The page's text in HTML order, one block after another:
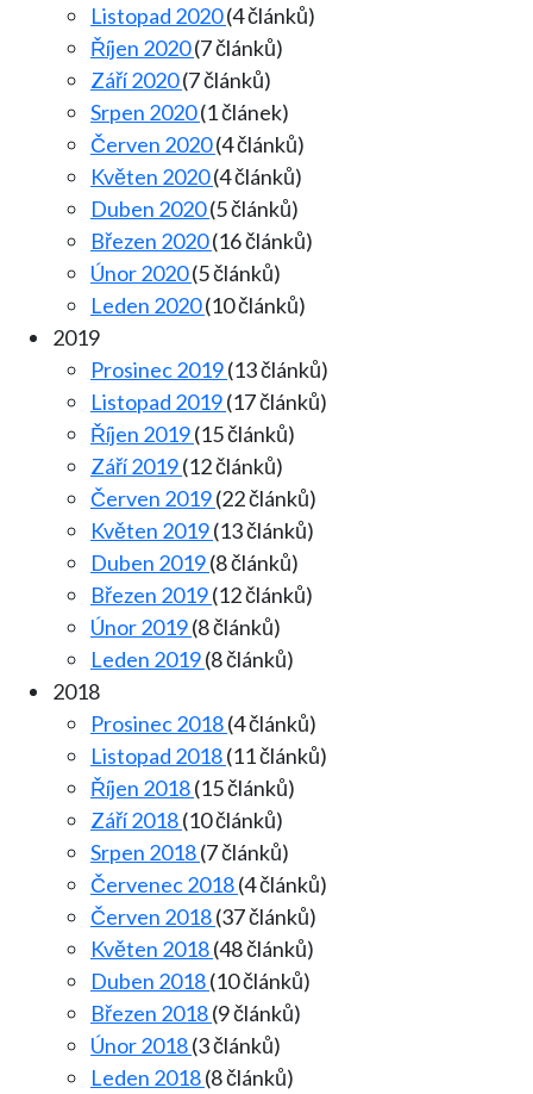
Listopad 2020(4 článků)
Říjen 2020(7 článků)
Září 2020(7 článků)
Srpen 2020(1 článek)
Červen 2020(4 článků)
Květen 2020(4 článků)
Duben 2020(5 článků)
Březen 2020(16 článků)
Únor 2020(5 článků)
Leden 2020(10 článků)
2019
Prosinec 2019(13 článků)
Listopad 2019(17 článků)
Říjen 2019(15 článků)
Září 2019(12 článků)
Červen 2019(22 článků)
Květen 2019(13 článků)
Duben 2019(8 článků)
Březen 2019(12 článků)
Únor 2019(8 článků)
Leden 2019(8 článků)
2018
Prosinec 2018(4 článků)
Listopad 2018(11 článků)
Říjen 2018(15 článků)
Září 2018(10 článků)
Srpen 2018(7 článků)
Červenec 2018(4 článků)
Červen 2018(37 článků)
Květen 2018(48 článků)
Duben 2018(10 článků)
Březen 2018(9 článků)
Únor 2018(3 článků)
Leden 2018(8 článků)